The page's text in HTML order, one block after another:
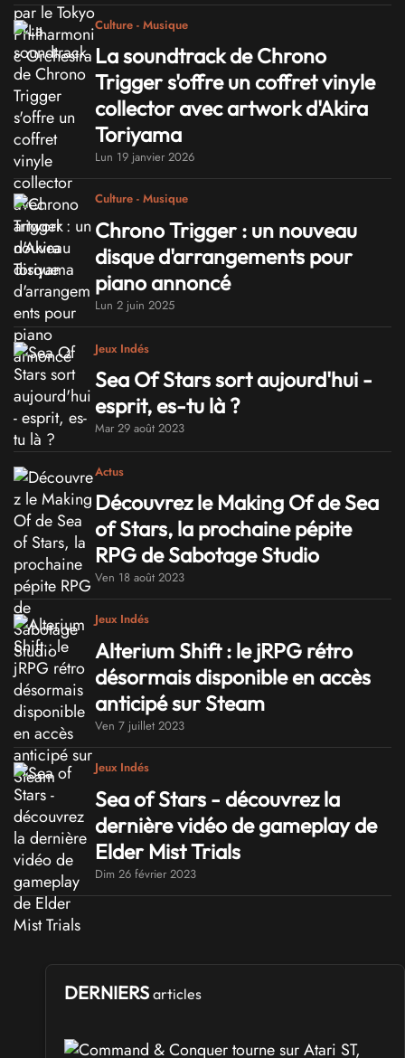
Culture - Musique
La soundtrack de Chrono
Trigger s'offre un coffret vinyle
collector avec artwork d'Akira
Toriyama
Lun 19 janvier 2026
Culture - Musique
Chrono Trigger : un nouveau
disque d'arrangements pour
piano annoncé
Lun 2 juin 2025
Jeux Indés
Sea Of Stars sort aujourd'hui -
esprit, es-tu là ?
Mar 29 août 2023
Actus
Découvrez le Making Of de Sea
of Stars, la prochaine pépite
RPG de Sabotage Studio
Ven 18 août 2023
Jeux Indés
Alterium Shift : le jRPG rétro
désormais disponible en accès
anticipé sur Steam
Ven 7 juillet 2023
Jeux Indés
Sea of Stars - découvrez la
dernière vidéo de gameplay de
Elder Mist Trials
Dim 26 février 2023
DERNIERS articles